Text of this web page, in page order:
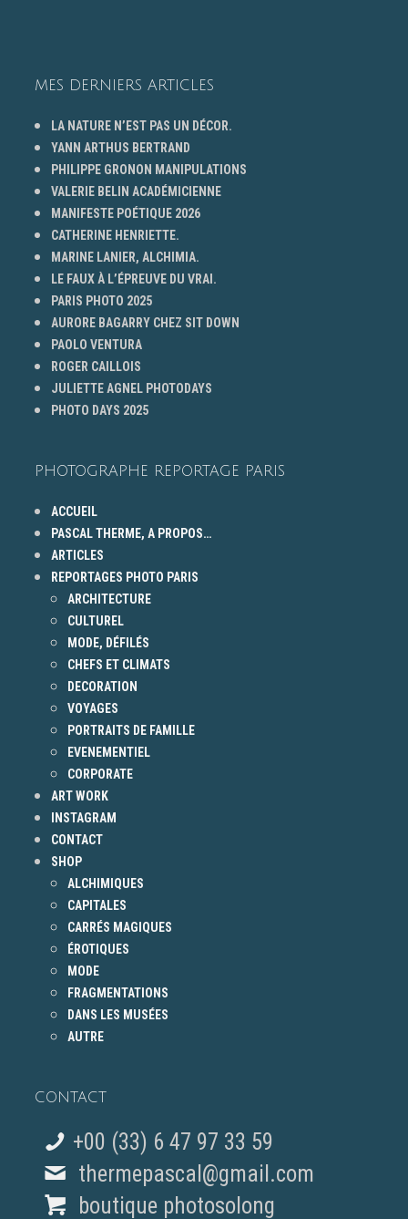
MES DERNIERS ARTICLES
LA NATURE N’EST PAS UN DÉCOR.
YANN ARTHUS BERTRAND
PHILIPPE GRONON MANIPULATIONS
VALERIE BELIN ACADÉMICIENNE
MANIFESTE POÉTIQUE 2026
CATHERINE HENRIETTE.
MARINE LANIER, ALCHIMIA.
LE FAUX À L’ÉPREUVE DU VRAI.
PARIS PHOTO 2025
AURORE BAGARRY CHEZ SIT DOWN
PAOLO VENTURA
ROGER CAILLOIS
JULIETTE AGNEL PHOTODAYS
PHOTO DAYS 2025
PHOTOGRAPHE REPORTAGE PARIS
ACCUEIL
PASCAL THERME, A PROPOS…
ARTICLES
REPORTAGES PHOTO PARIS
ARCHITECTURE
CULTUREL
MODE, DÉFILÉS
CHEFS ET CLIMATS
DECORATION
VOYAGES
PORTRAITS DE FAMILLE
EVENEMENTIEL
CORPORATE
ART WORK
INSTAGRAM
CONTACT
SHOP
ALCHIMIQUES
CAPITALES
CARRÉS MAGIQUES
ÉROTIQUES
MODE
FRAGMENTATIONS
DANS LES MUSÉES
AUTRE
CONTACT
+00 (33) 6 47 97 33 59
thermepascal@gmail.com
boutique photosolong